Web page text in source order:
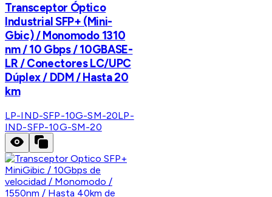
Transceptor Óptico
Industrial SFP+ (Mini-
Gbic) / Monomodo 1310
nm / 10 Gbps / 10GBASE-
LR / Conectores LC/UPC
Dúplex / DDM / Hasta 20
km
LP-IND-SFP-10G-SM-20LP-
IND-SFP-10G-SM-20